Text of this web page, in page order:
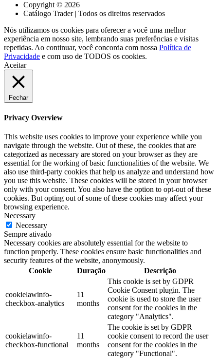
Copyright © 2026
Catálogo Trader | Todos os direitos reservados
Nós utilizamos os cookies para oferecer a você uma melhor
experiência em nosso site, lembrando suas preferências e visitas
repetidas. Ao continuar, você concorda com nossa Política de
Privacidade e com uso de TODOS os cookies.
Aceitar
Fechar
Privacy Overview
This website uses cookies to improve your experience while you
navigate through the website. Out of these, the cookies that are
categorized as necessary are stored on your browser as they are
essential for the working of basic functionalities of the website. We
also use third-party cookies that help us analyze and understand how
you use this website. These cookies will be stored in your browser
only with your consent. You also have the option to opt-out of these
cookies. But opting out of some of these cookies may affect your
browsing experience.
Necessary
Necessary
Sempre ativado
Necessary cookies are absolutely essential for the website to
function properly. These cookies ensure basic functionalities and
security features of the website, anonymously.
Cookie
Duração Descrição
cookielawinfo-
checkbox-analytics
11
months
This cookie is set by GDPR
Cookie Consent plugin. The
cookie is used to store the user
consent for the cookies in the
category "Analytics".
cookielawinfo-
checkbox-functional
11
months
The cookie is set by GDPR
cookie consent to record the user
consent for the cookies in the
category "Functional".